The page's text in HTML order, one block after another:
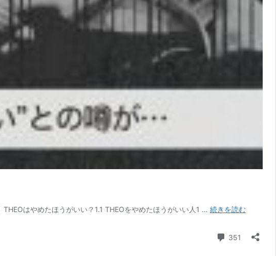
はやめたほうがいい？1.1 THEOをやめたほうがいい人1 … 続きを読むTHEO
め
351 コメント